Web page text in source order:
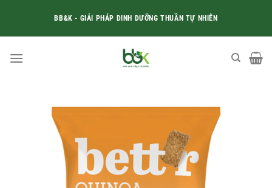
content
BB&K - GIẢI PHÁP DINH DƯỠNG THUẦN TỰ NHIÊN